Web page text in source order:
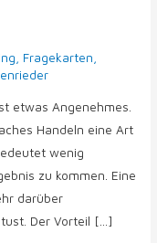
Fragekarten
etwas Angenehmes.
Handeln eine Art
wenig
zu kommen. Eine
darüber
Der Vorteil […]